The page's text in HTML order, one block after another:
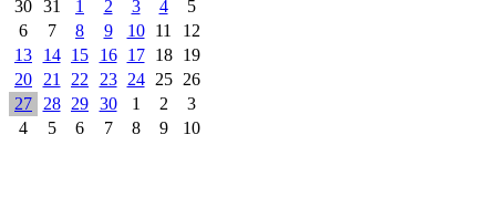
30 31 1 2 3 4
5
6
7 8 9 10 11
12
13
14 15 16 17 18
19
20
21 22 23 24 25
26
27
28 29 30 1 2
3
4
5 6 7 8 9 10